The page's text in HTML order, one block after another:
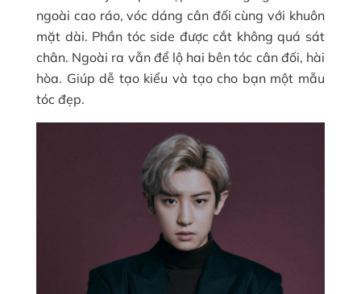
ngoài cao ráo, vóc dáng cân đối cùng với khuôn
mặt dài. Phần tóc side được cắt không quá sát
chân. Ngoài ra vẫn để lộ hai bên tóc cân đối, hài
hòa. Giúp dễ tạo kiểu và tạo cho bạn một mẫu
tóc đẹp.